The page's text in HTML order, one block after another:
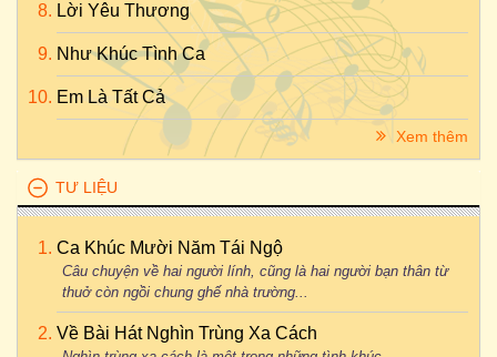
Lời Yêu Thương
Như Khúc Tình Ca
Em Là Tất Cả
Xem thêm
TƯ LIỆU
Ca Khúc Mười Năm Tái Ngộ
Câu chuyện về hai người lính, cũng là hai người bạn thân từ
thuở còn ngồi chung ghế nhà trường...
Về Bài Hát Nghìn Trùng Xa Cách